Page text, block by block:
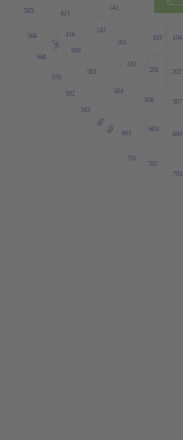
104
103
507
506
504
102
604
603
101
501
569
416
567
415
141
142
565
566
568
570
502
503
505
601 602
701
702
703
202
201